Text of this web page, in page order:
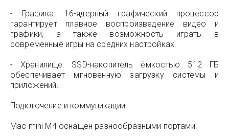
- Графика: 16-ядерный графический процессор
гарантирует плавное воспроизведение видео и
графики, а также возможность играть в
современные игры на средних настройках.
- Хранилище: SSD-накопитель ёмкостью 512 ГБ
обеспечивает мгновенную загрузку системы и
приложений.
Подключение и коммуникации
Mac mini M4 оснащён разнообразными портами: